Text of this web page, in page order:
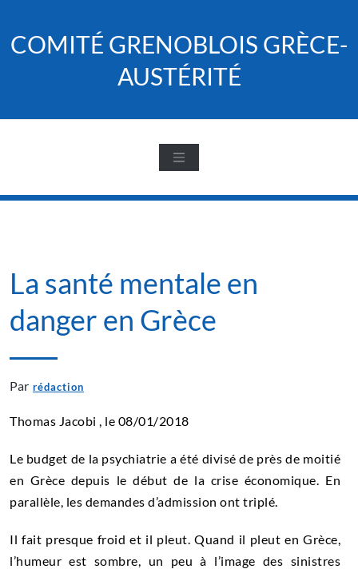
content
COMITÉ GRENOBLOIS GRÈCE-
AUSTÉRITÉ
La santé mentale en
danger en Grèce
Par rédaction
Thomas Jacobi , le 08/01/2018
Le budget de la psychiatrie a été divisé de près de moitié
en Grèce depuis le début de la crise économique. En
parallèle, les demandes d’admission ont triplé.
Il fait presque froid et il pleut. Quand il pleut en Grèce,
l’humeur est sombre, un peu à l’image des sinistres